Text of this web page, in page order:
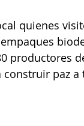
quienes
productores
construir paz